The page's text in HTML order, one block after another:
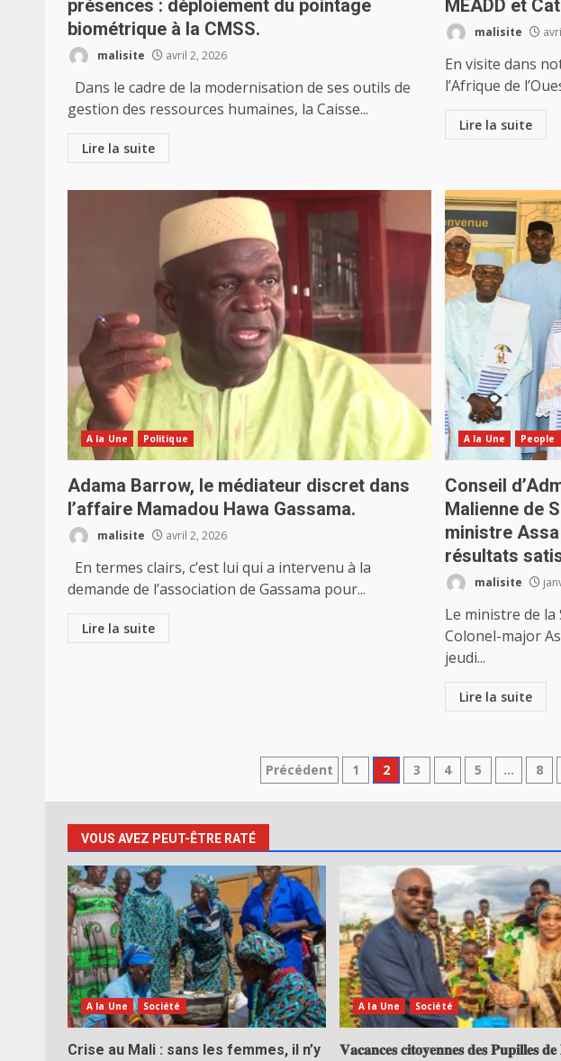
présences : déploiement du pointage
biométrique à la CMSS.
malisite avril 2, 2026
Dans le cadre de la modernisation de ses outils de
gestion des ressources humaines, la Caisse...
Lire la suite
MEADD et
malisite
En visite dans
l’Afrique de
Lire la suite
A la Une Politique
Adama Barrow, le médiateur discret dans
l’affaire Mamadou Hawa Gassama.
malisite avril 2, 2026
En termes clairs, c’est lui qui a intervenu à la
demande de l’association de Gassama pour...
Lire la suite
A la Une People
Conseil
Malienne de
ministre
résultats
malisite
Le ministre de
Colonel-major
jeudi...
Lire la suite
Pagination
des
publications
Précédent 1 2 3 4 5 … 8
VOUS AVEZ PEUT-ÊTRE RATÉ
A la Une Société
Crise au Mali : sans les femmes, il n’y
A la Une Société
𝐕𝐚𝐜𝐚𝐧𝐜𝐞𝐬 𝐜𝐢𝐭𝐨𝐲𝐞𝐧𝐧𝐞𝐬 𝐝𝐞𝐬 𝐏𝐮𝐩𝐢𝐥𝐥𝐞𝐬 𝐝𝐞